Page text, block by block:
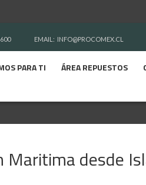
EMAIL: INFO@PROCOMEX.CL
PARA TI ÁREA REPUESTOS
Maritima desde